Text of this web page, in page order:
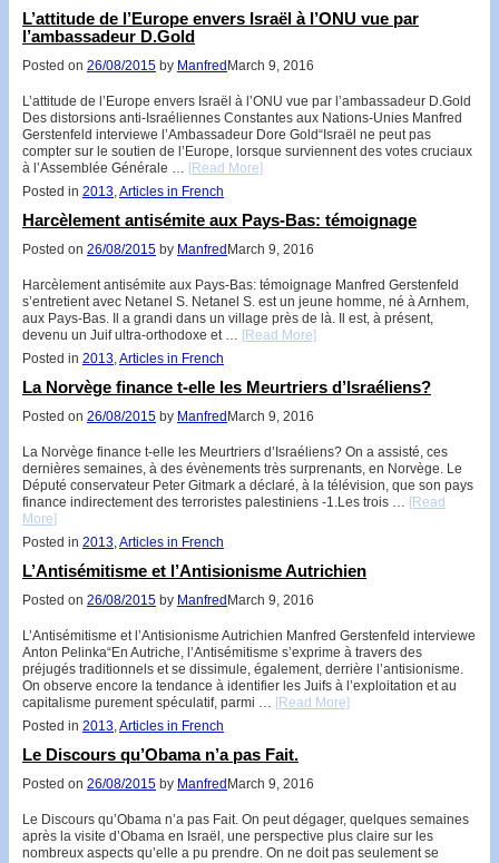
L’attitude de l’Europe envers Israël à l’ONU vue par
l’ambassadeur D.Gold
Posted on 26/08/2015 by Manfred March 9, 2016
L’attitude de l’Europe envers Israël à l’ONU vue par l’ambassadeur D.Gold
Des distorsions anti-Israéliennes Constantes aux Nations-Unies Manfred
Gerstenfeld interviewe l’Ambassadeur Dore Gold“Israël ne peut pas
compter sur le soutien de l’Europe, lorsque surviennent des votes cruciaux
à l’Assemblée Générale … [Read More]
Posted in 2013,Articles in French
Harcèlement antisémite aux Pays-Bas: témoignage
Posted on 26/08/2015 by Manfred March 9, 2016
Harcèlement antisémite aux Pays-Bas: témoignage Manfred Gerstenfeld
s’entretient avec Netanel S. Netanel S. est un jeune homme, né à Arnhem,
aux Pays-Bas. Il a grandi dans un village près de là. Il est, à présent,
devenu un Juif ultra-orthodoxe et … [Read More]
Posted in 2013,Articles in French
La Norvège finance t-elle les Meurtriers d’Israéliens?
Posted on 26/08/2015 by Manfred March 9, 2016
La Norvège finance t-elle les Meurtriers d’Israéliens? On a assisté, ces
dernières semaines, à des évènements très surprenants, en Norvège. Le
Député conservateur Peter Gitmark a déclaré, à la télévision, que son pays
finance indirectement des terroristes palestiniens -1.Les trois … [Read
More]
Posted in 2013,Articles in French
L’Antisémitisme et l’Antisionisme Autrichien
Posted on 26/08/2015 by Manfred March 9, 2016
L’Antisémitisme et l’Antisionisme Autrichien Manfred Gerstenfeld interviewe
Anton Pelinka“En Autriche, l’Antisémitisme s’exprime à travers des
préjugés traditionnels et se dissimule, également, derrière l’antisionisme.
On observe encore la tendance à identifier les Juifs à l’exploitation et au
capitalisme purement spéculatif, parmi … [Read More]
Posted in 2013,Articles in French
Le Discours qu’Obama n’a pas Fait.
Posted on 26/08/2015 by Manfred March 9, 2016
Le Discours qu’Obama n’a pas Fait. On peut dégager, quelques semaines
après la visite d’Obama en Israël, une perspective plus claire sur les
nombreux aspects qu’elle a pu prendre. On ne doit pas seulement se